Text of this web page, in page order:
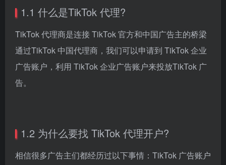
1.1 什么是TikTok 代理?
TikTok 代理商是连接 TikTok 官方和中国广告主的桥梁
通过TikTok 中国代理商，我们可以申请到 TikTok 企业
广告账户，利用 TikTok 企业广告账户来投放TikTok 广
告。
1.2 为什么要找 TikTok 代理开户?
相信很多广告主们都经历过以下事情：TikTok 广告账户